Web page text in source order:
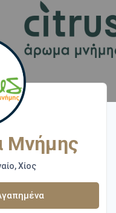
Μνήμης
Χίος